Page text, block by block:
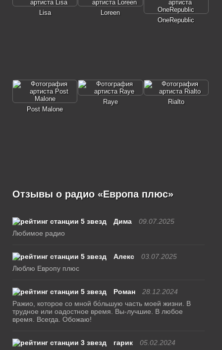
Lisa
Loreen
OneRepublic
Post Malone
Raye Rialto
Отзывы о радио «Европа плюс»
Дима
09.07.2025
Любимое радио
Алекс
03.07.2025
Люблю Европу плюс
Роман
28.12.2024
Ражио, которое со мной бо́льшую часть моей жизни. В
трудное или оадостное время. Вы-лучшие. В любое
время. Всегда. Обожаю!
гарик
05.02.2024